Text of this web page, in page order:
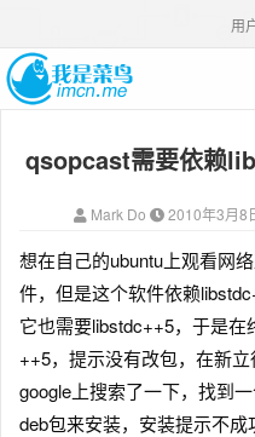
用
qsopcast需要依赖
Mark Do 2010年3月8
想在自己的ubuntu上观看网
件，但是这个软件依赖
它也需要libstdc++5，于是在
++5，提示没有改包， 在新
google上搜索了一下，找到
deb包来安装，安装提示不